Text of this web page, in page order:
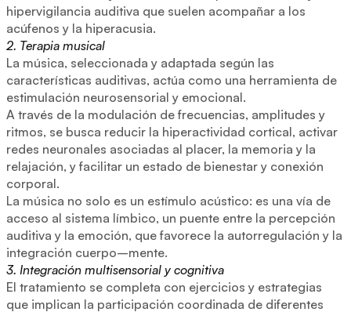
hipervigilancia auditiva que suelen acompañar a los
acúfenos y la hiperacusia.
2. Terapia musical
La música, seleccionada y adaptada según las
características auditivas, actúa como una herramienta de
estimulación neurosensorial y emocional.
A través de la modulación de frecuencias, amplitudes y
ritmos, se busca reducir la hiperactividad cortical, activar
redes neuronales asociadas al placer, la memoria y la
relajación, y facilitar un estado de bienestar y conexión
corporal.
La música no solo es un estímulo acústico: es una vía de
acceso al sistema límbico, un puente entre la percepción
auditiva y la emoción, que favorece la autorregulación y la
integración cuerpo–mente.
3. Integración multisensorial y cognitiva
El tratamiento se completa con ejercicios y estrategias
que implican la participación coordinada de diferentes